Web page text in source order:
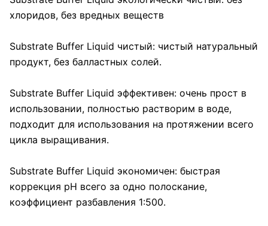
хлоридов, без вредных веществ
Substrate Buffer Liquid чистый: чистый натуральный
продукт, без балластных солей.
Substrate Buffer Liquid эффективен: очень прост в
использовании, полностью растворим в воде,
подходит для использования на протяжении всего
цикла выращивания.
Substrate Buffer Liquid экономичен: быстрая
коррекция pH всего за одно полоскание,
коэффициент разбавления 1:500.